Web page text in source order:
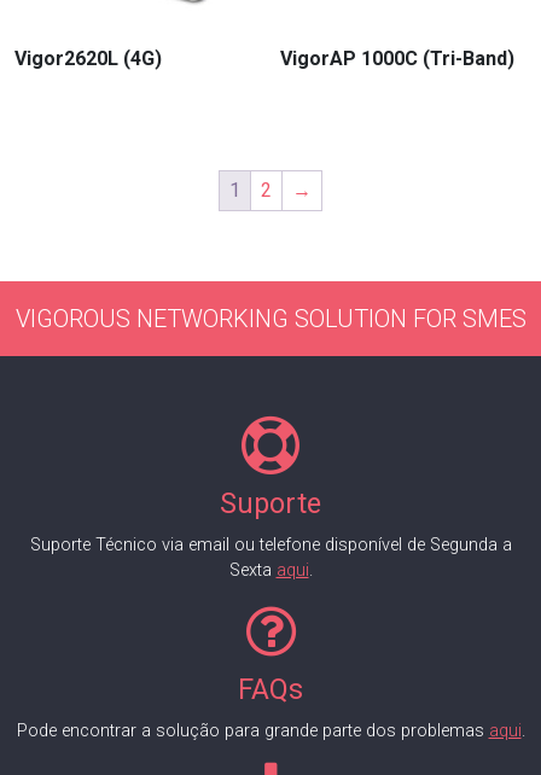
Vigor2620L (4G) VigorAP 1000C (Tri-Band)
1 2 →
VIGOROUS NETWORKING SOLUTION FOR SMES
Suporte
Suporte Técnico via email ou telefone disponível de Segunda a
Sexta aqui.
FAQs
Pode encontrar a solução para grande parte dos problemas aqui.